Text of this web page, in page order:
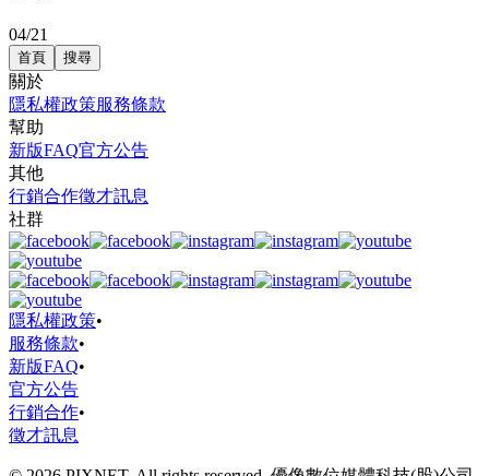
04/21
首頁 搜尋
關於
隱私權政策服務條款
幫助
新版FAQ官方公告
其他
行銷合作徵才訊息
社群
隱私權政策•
服務條款•
新版FAQ•
官方公告
行銷合作•
徵才訊息